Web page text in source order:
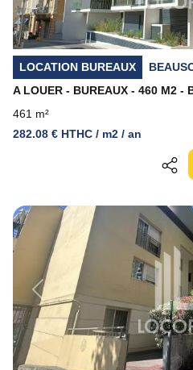
LOCATION BUREAUX
A LOUER - BUREAUX - 460 M2 -
461 m²
282.08 € HTHC / m2 / an
Previous